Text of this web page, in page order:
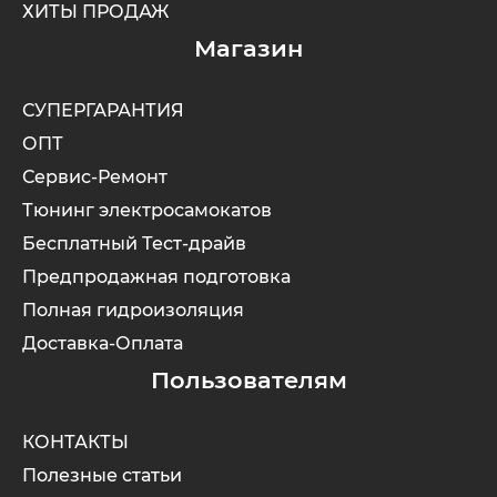
ХИТЫ ПРОДАЖ
Магазин
СУПЕРГАРАНТИЯ
ОПТ
Сервис-Ремонт
Тюнинг электросамокатов
Бесплатный Тест-драйв
Предпродажная подготовка
Полная гидроизоляция
Доставка-Оплата
Пользователям
КОНТАКТЫ
Полезные статьи